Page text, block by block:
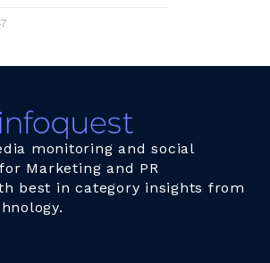
monitoring and social
Marketing and PR
best in category insights from